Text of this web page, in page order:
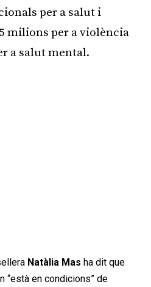
per a salut i
milions per a violència
a salut mental.
Natàlia Mas ha dit que
“està en condicions” de